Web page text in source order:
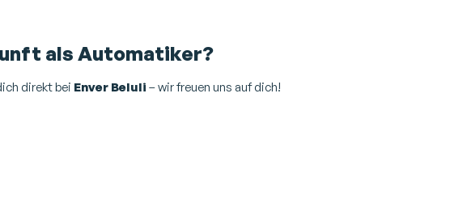
als Automatiker?
direkt bei Enver Beluli – wir freuen uns auf dich!